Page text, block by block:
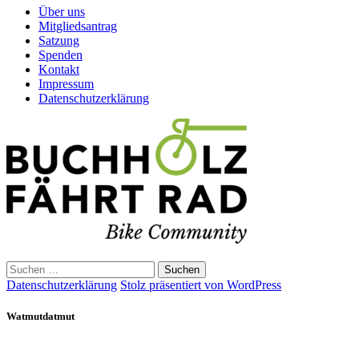
Über uns
Mitgliedsantrag
Satzung
Spenden
Kontakt
Impressum
Datenschutzerklärung
Suchen
nach:
Datenschutzerklärung Stolz präsentiert von WordPress
Watmutdatmut